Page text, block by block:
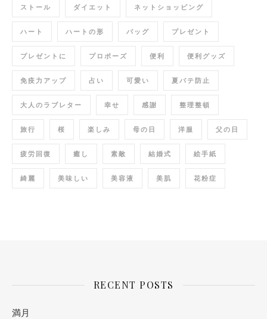
ストール ダイエット ネットショッピング
ハート ハートの形 バッグ プレゼント
プレゼントに プロポーズ 便利 便利グッズ
免疫力アップ 占い 可愛い 夏バテ防止
大人のラブレター 幸せ 感謝 整理整頓
旅行 桜 楽しみ 母の日 洋服 父の日
疲労回復 癒し 素敵 結婚式 絵手紙
綺麗 美味しい 美容液 美肌 花粉症
RECENT POSTS
満月